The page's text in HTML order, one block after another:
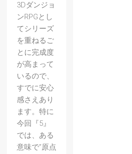
3Dダンジョ
ンRPGとし
てシリーズ
を重ねるご
とに完成度
が高まって
いるので、
すでに安心
感さえあり
ます。特に
今回『5』
では、ある
意味で”原点